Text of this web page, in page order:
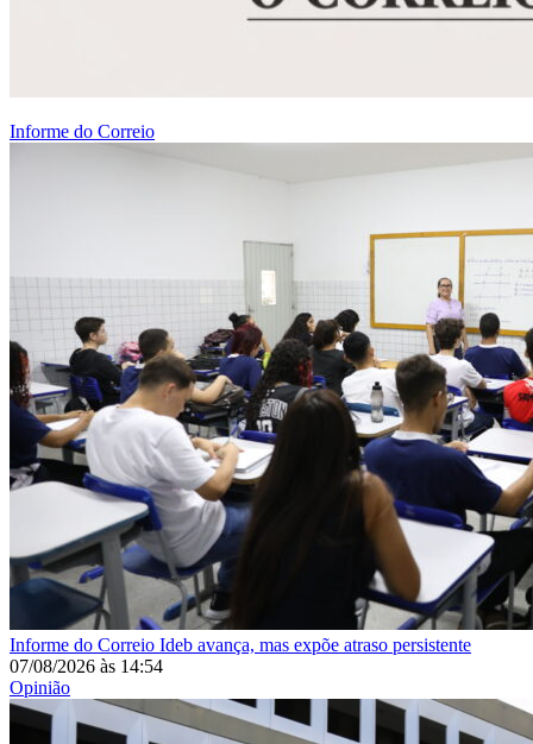
Informe do Correio
Informe do Correio Ideb avança, mas expõe atraso persistente
07/08/2026 às 14:54
Opinião